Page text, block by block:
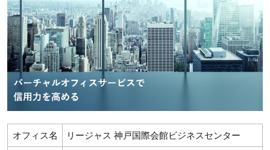
オフィス名 リージャス 神戸国際会館ビジネスセンター